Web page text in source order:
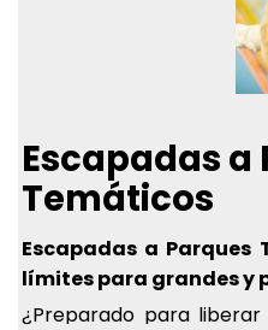
Escapadas a
Temáticos
Escapadas a Parques
límites para grandes y
¿Preparado para